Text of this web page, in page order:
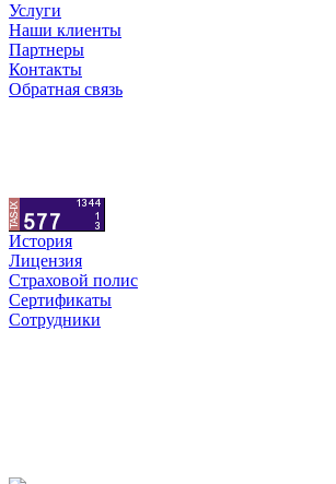
Услуги
Наши клиенты
Партнеры
Контакты
Обратная связь
История
Лицензия
Страховой полис
Сертификаты
Сотрудники